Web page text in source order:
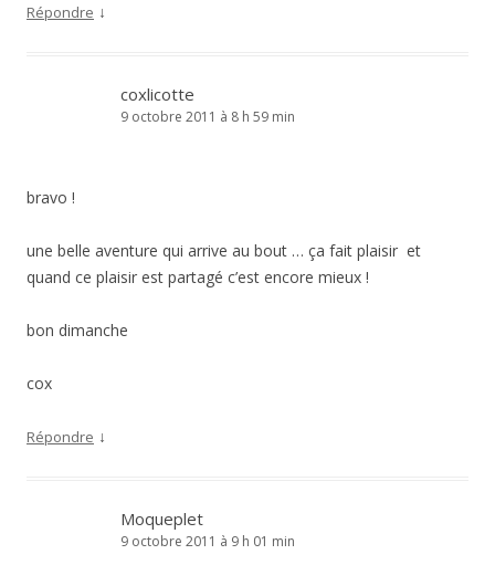
Répondre ↓
coxlicotte
9 octobre 2011 à 8 h 59 min
bravo !
une belle aventure qui arrive au bout … ça fait plaisir et
quand ce plaisir est partagé c’est encore mieux !
bon dimanche
cox
Répondre ↓
Moqueplet
9 octobre 2011 à 9 h 01 min